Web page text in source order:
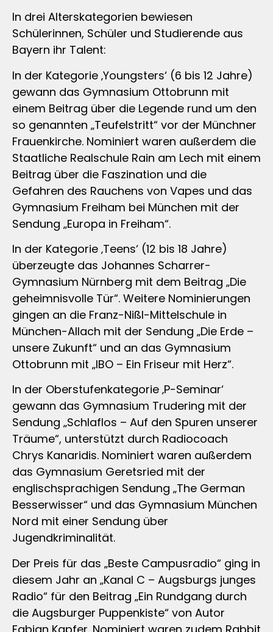
In drei Alterskategorien bewiesen
Schülerinnen, Schüler und Studierende aus
Bayern ihr Talent:
In der Kategorie ‚Youngsters‘ (6 bis 12 Jahre)
gewann das Gymnasium Ottobrunn mit
einem Beitrag über die Legende rund um den
so genannten „Teufelstritt“ vor der Münchner
Frauenkirche. Nominiert waren außerdem die
Staatliche Realschule Rain am Lech mit einem
Beitrag über die Faszination und die
Gefahren des Rauchens von Vapes und das
Gymnasium Freiham bei München mit der
Sendung „Europa in Freiham“.
In der Kategorie ‚Teens‘ (12 bis 18 Jahre)
überzeugte das Johannes Scharrer-
Gymnasium Nürnberg mit dem Beitrag „Die
geheimnisvolle Tür“. Weitere Nominierungen
gingen an die Franz-Nißl-Mittelschule in
München-Allach mit der Sendung „Die Erde –
unsere Zukunft“ und an das Gymnasium
Ottobrunn mit „IBO – Ein Friseur mit Herz“.
In der Oberstufenkategorie ‚P-Seminar‘
gewann das Gymnasium Trudering mit der
Sendung „Schlaflos – Auf den Spuren unserer
Träume“, unterstützt durch Radiocoach
Chrys Kanaridis. Nominiert waren außerdem
das Gymnasium Geretsried mit der
englischsprachigen Sendung „The German
Besserwisser“ und das Gymnasium München
Nord mit einer Sendung über
Jugendkriminalität.
Der Preis für das „Beste Campusradio“ ging in
diesem Jahr an „Kanal C – Augsburgs junges
Radio“ für den Beitrag „Ein Rundgang durch
die Augsburger Puppenkiste“ von Autor